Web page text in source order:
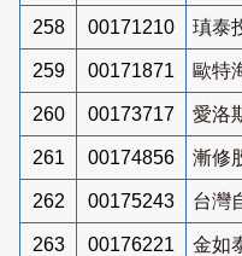
258 00171210 瑱泰
259 00171871 歐特
260 00173717 愛洛
261 00174856 漸修
262 00175243 台灣
263 00176221 金如